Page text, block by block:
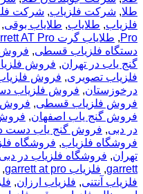
طلا, شرکت فلزیاب, شرکت
فلزیاب, طلایاب, طلایاب بوقی,
Pro
, طلایاب گرت Garrett AT Pro
دستگاه فلزیاب قسطی, فروش
گنج یاب در تهران, فروش
فلزیاب تصویری, فروش
درخوزستان, فروش فلزیاب
فروش فلزیاب قسطی, فروش
فروش گنج یاب اصفهان,
در دبی, فروش گنج یاب دست
فروشگاه فلزیاب, فروشگاه
تهران, فروشگاه فلزیاب در دبی
garrett
, فلزیاب garrett at pro ,
فلزیاب آنتنی, فلزیاب ارزان,